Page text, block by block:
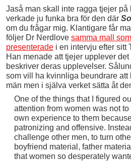
Jaså man skall inte ragga tjejer på
verkade ju funka bra för den där
om du frågar mig. Klantigare får
följer Dr Nerdlove samma mall
presenterade i en intervju efter sitt
Han menade att tjejer upplever
beskriver deras upplevelser.
som vill ha kvinnliga beundrare att
män men i själva verket sätta åt
One of the things that I figured
attention from women was not to
own experience to them
patronizing and offensive.
challenge other men, to turn
boyfriend material, father
that women so desperately